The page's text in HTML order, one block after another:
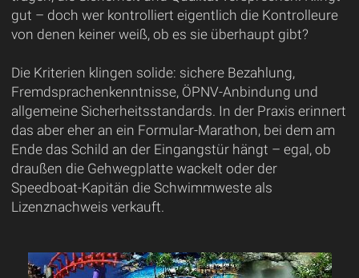
gut – doch wer kontrolliert eigentlich die Kontrolleure
von denen keiner weiß, ob es sie überhaupt gibt?
Die Kriterien klingen solide: sichere Bezahlung,
Fremdsprachenkenntnisse, ÖPNV-Anbindung und
allgemeine Sicherheitsstandards. In der Praxis erinnert
das aber eher an ein Formular-Marathon, bei dem am
Ende das Schild an der Eingangstür hängt – egal, ob
draußen die Gehwegplatte wackelt oder der
Speedboat-Kapitän die Schwimmweste als
Lizenznachweis verkauft.